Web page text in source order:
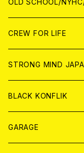
ANALOG
ANALOG
CD
ANALOG
CD
ANALOG
WORLD
CD
ANALOG
OLD SCHOOL/
JAPAN
CD
ANALOG
WORLD
CD
ANALOG
CREW FOR LIFE
STRONG MIND
BLACK KONFLIK
GARAGE